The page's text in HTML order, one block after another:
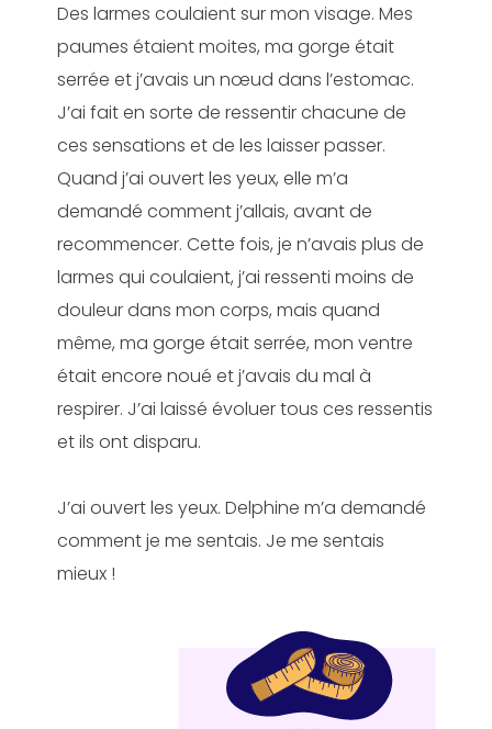
Des larmes coulaient sur mon visage. Mes
paumes étaient moites, ma gorge était
serrée et j’avais un nœud dans l’estomac.
J’ai fait en sorte de ressentir chacune de
ces sensations et de les laisser passer.
Quand j’ai ouvert les yeux, elle m’a
demandé comment j’allais, avant de
recommencer. Cette fois, je n’avais plus de
larmes qui coulaient, j’ai ressenti moins de
douleur dans mon corps, mais quand
même, ma gorge était serrée, mon ventre
était encore noué et j’avais du mal à
respirer. J’ai laissé évoluer tous ces ressentis
et ils ont disparu.
J’ai ouvert les yeux. Delphine m’a demandé
comment je me sentais. Je me sentais
mieux !